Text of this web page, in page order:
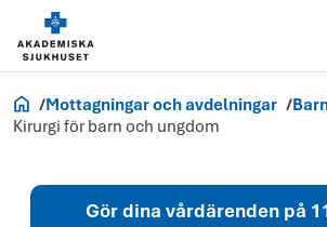
Akademiska.se
Mottagningar och avdelningar
Kirurgi för barn och ungdom
Gör dina vårdärenden på